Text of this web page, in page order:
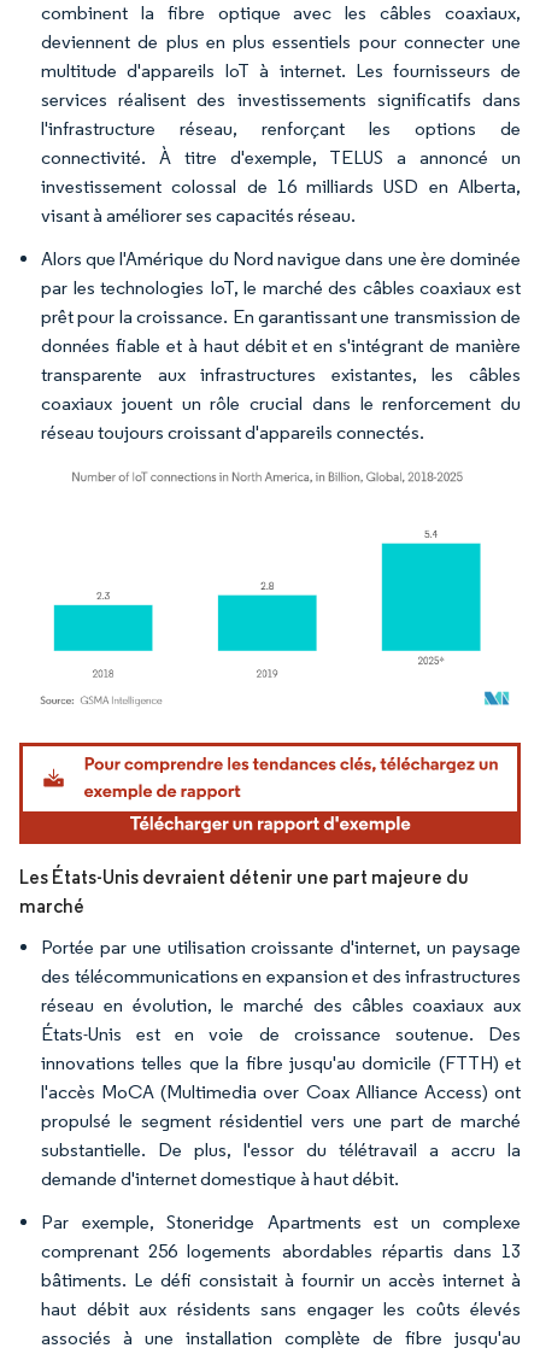
combinent la fibre optique avec les câbles coaxiaux,
deviennent de plus en plus essentiels pour connecter une
multitude d'appareils IoT à internet. Les fournisseurs de
services réalisent des investissements significatifs dans
l'infrastructure réseau, renforçant les options de
connectivité. À titre d'exemple, TELUS a annoncé un
investissement colossal de 16 milliards USD en Alberta,
visant à améliorer ses capacités réseau.
Alors que l'Amérique du Nord navigue dans une ère dominée
par les technologies IoT, le marché des câbles coaxiaux est
prêt pour la croissance. En garantissant une transmission de
données fiable et à haut débit et en s'intégrant de manière
transparente aux infrastructures existantes, les câbles
coaxiaux jouent un rôle crucial dans le renforcement du
réseau toujours croissant d'appareils connectés.
Image © Mordor Intelligence. La réutilisation nécessite une attribution sous CC BY
Les États-Unis devraient détenir une part majeure du
marché
Portée par une utilisation croissante d'internet, un paysage
des télécommunications en expansion et des infrastructures
réseau en évolution, le marché des câbles coaxiaux aux
États-Unis est en voie de croissance soutenue. Des
innovations telles que la fibre jusqu'au domicile (FTTH) et
l'accès MoCA (Multimedia over Coax Alliance Access) ont
propulsé le segment résidentiel vers une part de marché
substantielle. De plus, l'essor du télétravail a accru la
demande d'internet domestique à haut débit.
Par exemple, Stoneridge Apartments est un complexe
comprenant 256 logements abordables répartis dans 13
bâtiments. Le défi consistait à fournir un accès internet à
haut débit aux résidents sans engager les coûts élevés
associés à une installation complète de fibre jusqu'au